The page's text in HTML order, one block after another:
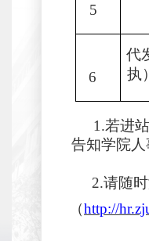
5
6
代
执）
1.若进
告知学院人
2.请随
（http://